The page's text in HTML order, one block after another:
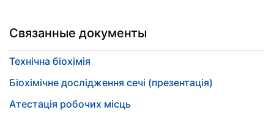
Связанные документы
Технічна біохімія
Біохімічне дослідження сечі (презентація)
Атестація робочих місць